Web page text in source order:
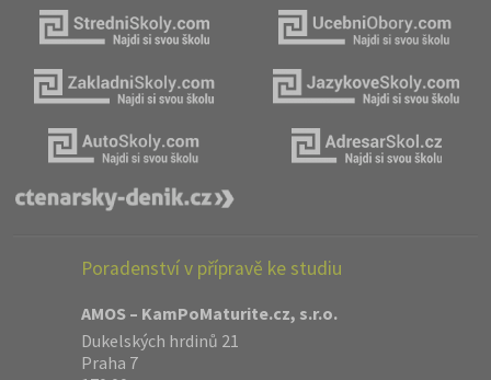
Poradenství v přípravě ke studiu
AMOS – KamPoMaturite.cz, s.r.o.
Dukelských hrdinů 21
Praha 7